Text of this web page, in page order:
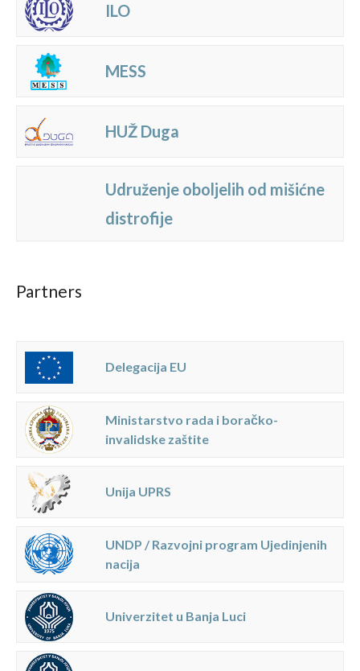
ILO
MESS
HUŽ Duga
Udruženje oboljelih od mišićne
distrofije
Partners
Delegacija EU
Ministarstvo rada i boračko-
invalidske zaštite
Unija UPRS
UNDP / Razvojni program Ujedinjenih
nacija
Univerzitet u Banja Luci